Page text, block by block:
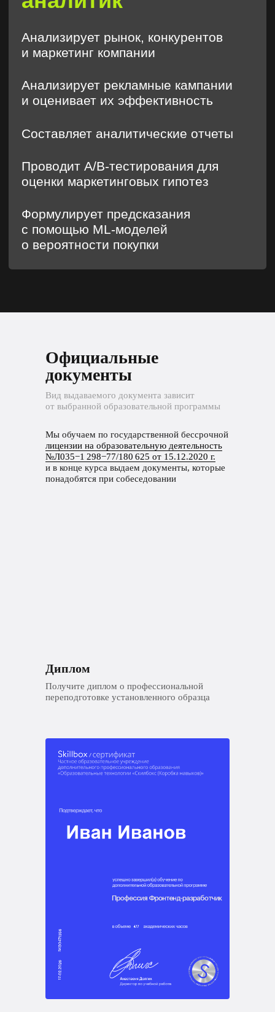
Вид выдаваемого документа зависит
от выбранной образовательной программы
Официальные
документы
Мы обучаем по государственной бессрочной
лицензии на образовательную деятельность
№Л035−1 298−77/180 625 от 15.12.2020 г.
и в конце курса выдаем документы, которые
понадобятся при собеседовании
Диплом
Получите диплом о профессиональной
переподготовке установленного образца